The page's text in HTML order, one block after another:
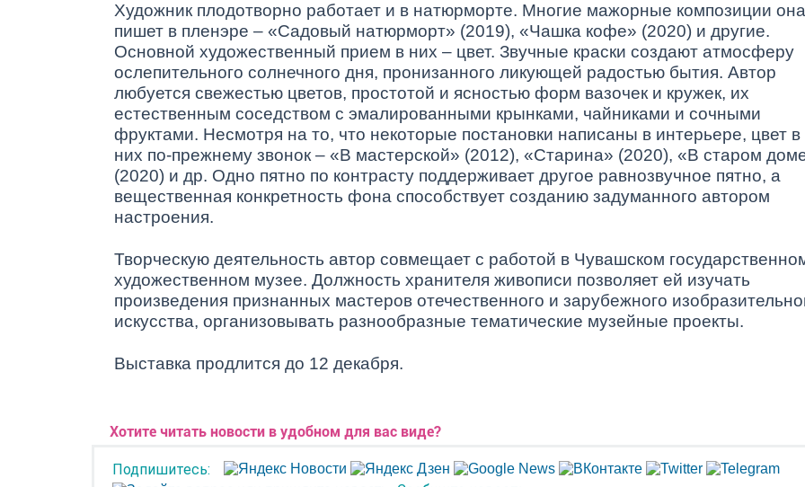
Художник плодотворно работает и в натюрморте. Многие мажорные композиции она
пишет в пленэре – «Садовый натюрморт» (2019), «Чашка кофе» (2020) и другие.
Основной художественный прием в них – цвет. Звучные краски создают атмосферу
ослепительного солнечного дня, пронизанного ликующей радостью бытия. Автор
любуется свежестью цветов, простотой и ясностью форм вазочек и кружек, их
естественным соседством с эмалированными крынками, чайниками и сочными
фруктами. Несмотря на то, что некоторые постановки написаны в интерьере, цвет в
них по-прежнему звонок – «В мастерской» (2012), «Старина» (2020), «В старом
(2020) и др. Одно пятно по контрасту поддерживает другое равнозвучное пятно, а
вещественная конкретность фона способствует созданию задуманного автором
настроения.
Творческую деятельность автор совмещает с работой в Чувашском
художественном музее. Должность хранителя живописи позволяет ей изучать
произведения признанных мастеров отечественного и зарубежного
искусства, организовывать разнообразные тематические музейные проекты.
Выставка продлится до 12 декабря.
Хотите читать новости в удобном для вас виде?
Подпишитесь: